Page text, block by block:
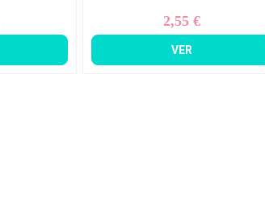
Precio
2,55 €
VER